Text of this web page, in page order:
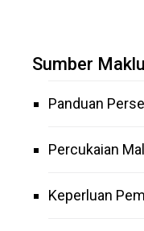
Sumber
Panduan
Percukaian
Keperluan